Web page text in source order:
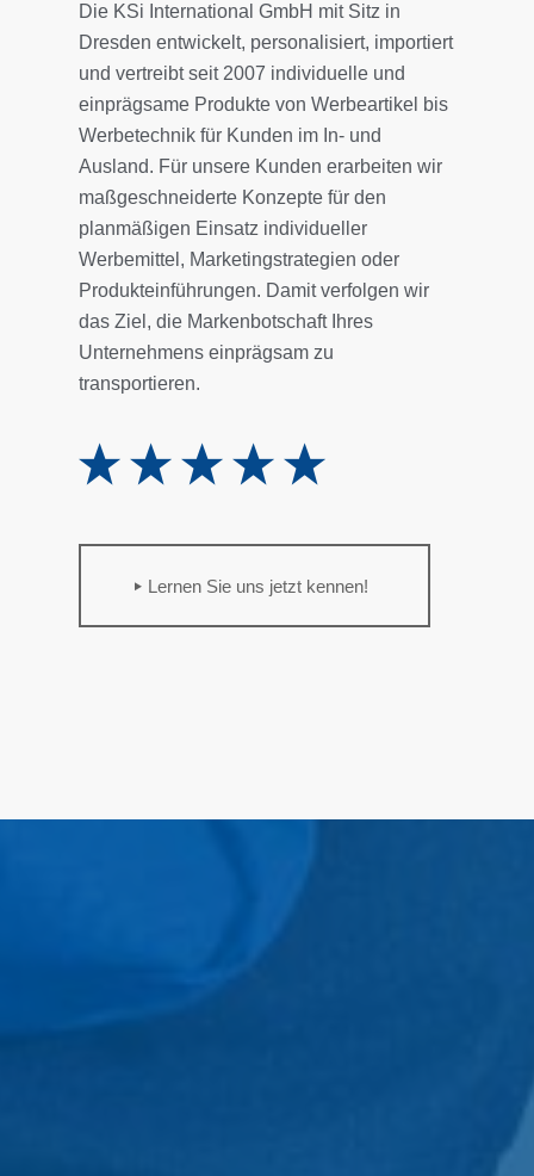
Die KSi International GmbH mit Sitz in
Dresden entwickelt, personalisiert, importiert
und vertreibt seit 2007 individuelle und
einprägsame Produkte von Werbeartikel bis
Werbetechnik für Kunden im In- und
Ausland. Für unsere Kunden erarbeiten wir
maßgeschneiderte Konzepte für den
planmäßigen Einsatz individueller
Werbemittel, Marketingstrategien oder
Produkteinführungen. Damit verfolgen wir
das Ziel, die Markenbotschaft Ihres
Unternehmens einprägsam zu
transportieren.
Lernen Sie uns jetzt kennen!